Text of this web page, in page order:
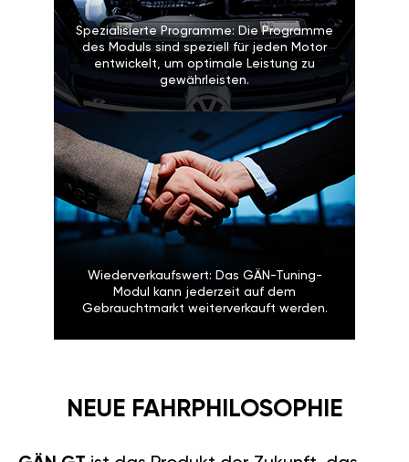
Spezialisierte Programme: Die Programme
des Moduls sind speziell für jeden Motor
entwickelt, um optimale Leistung zu
gewährleisten.
Wiederverkaufswert: Das GÄN-Tuning-
Modul kann jederzeit auf dem
Gebrauchtmarkt weiterverkauft werden.
NEUE FAHRPHILOSOPHIE